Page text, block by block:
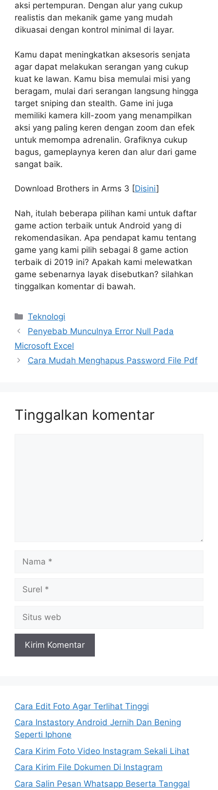
aksi pertempuran. Dengan alur yang cukup
realistis dan mekanik game yang mudah
dikuasai dengan kontrol minimal di layar.
Kamu dapat meningkatkan aksesoris senjata
agar dapat melakukan serangan yang cukup
kuat ke lawan. Kamu bisa memulai misi yang
beragam, mulai dari serangan langsung hingga
target sniping dan stealth. Game ini juga
memiliki kamera kill-zoom yang menampilkan
aksi yang paling keren dengan zoom dan efek
untuk memompa adrenalin. Grafiknya cukup
bagus, gameplaynya keren dan alur dari game
sangat baik.
Download Brothers in Arms 3 [Disini]
Nah, itulah beberapa pilihan kami untuk daftar
game action terbaik untuk Android yang di
rekomendasikan. Apa pendapat kamu tentang
game yang kami pilih sebagai 8 game action
terbaik di 2019 ini? Apakah kami melewatkan
game sebenarnya layak disebutkan? silahkan
tinggalkan komentar di bawah.
Kategori
Teknologi
Penyebab Munculnya Error Null Pada
Microsoft Excel
Cara Mudah Menghapus Password File Pdf
Tinggalkan komentar
web
Cara Edit Foto Agar Terlihat Tinggi
Cara Instastory Android Jernih Dan Bening
Seperti Iphone
Cara Kirim Foto Video Instagram Sekali Lihat
Cara Kirim File Dokumen Di Instagram
Cara Salin Pesan Whatsapp Beserta Tanggal